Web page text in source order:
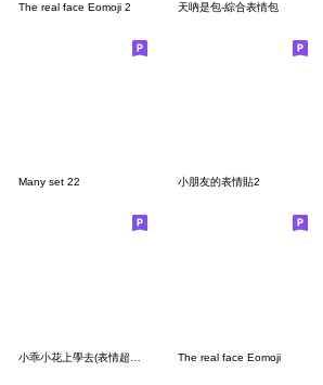
The real face Eomoji 2 天吶是包-綜合表情包
Many set 22 小朋友的表情貼2
The real face Eomoji